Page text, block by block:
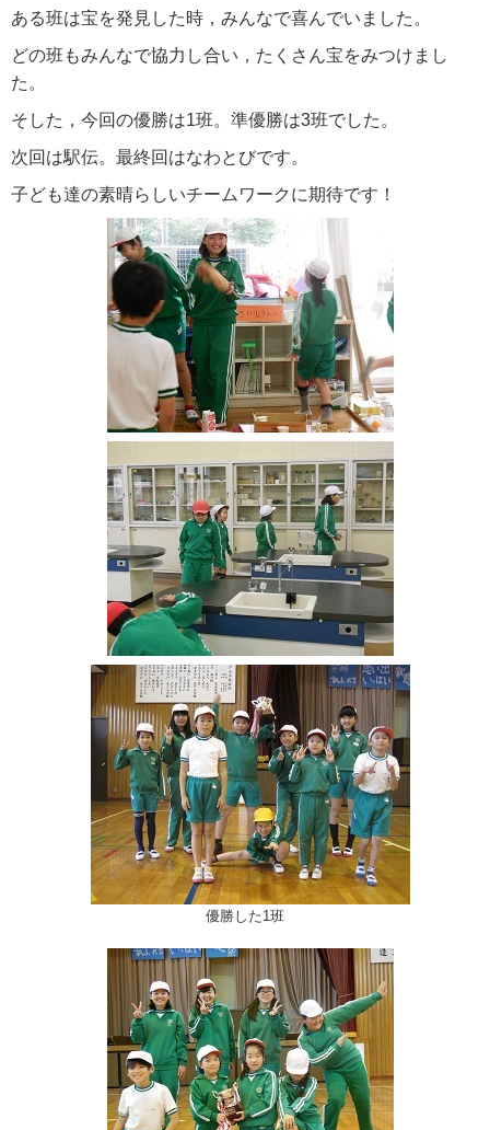
ある班は宝を発見した時，みんなで喜んでいました。
どの班もみんなで協力し合い，たくさん宝をみつけまし
た。
そした，今回の優勝は1班。準優勝は3班でした。
次回は駅伝。最終回はなわとびです。
子ども達の素晴らしいチームワークに期待です！
優勝した1班